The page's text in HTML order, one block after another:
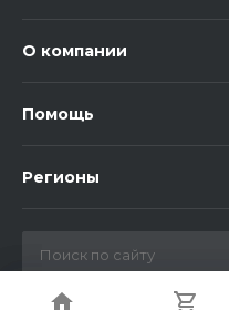
О компании
Помощь
Регионы